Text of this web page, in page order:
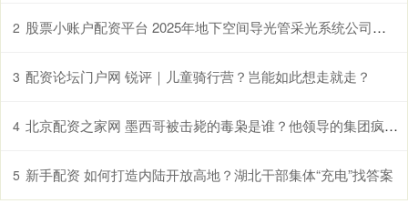
2 股票小账户配资平台 2025年地下空间导光管采光系统公司排名
3 配资论坛门户网 锐评｜儿童骑行营？岂能如此想走就走？
4 北京配资之家网 墨西哥被击毙的毒枭是谁？他领导的集团疯狂报复，当地已如同“鬼城”
5 新手配资 如何打造内陆开放高地？湖北干部集体“充电”找答案